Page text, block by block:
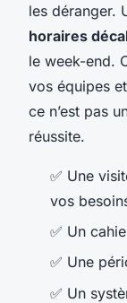
les déranger.
horaires
le week-end.
vos équipes
ce n’est pas
réussite.
✅ Une
vos
✅ Un
✅ Une
✅ Un